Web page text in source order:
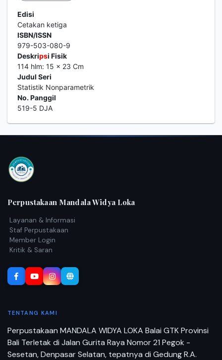
Edisi
Cetakan ketiga
ISBN/ISSN
979-503-080-9
Deskripsi Fisik
114 hlm: 15 x 23 Cm
Judul Seri
Statistik Nonparametrik
No. Panggil
519-5 DJA
Perpustakaan Mandala Widya Loka
Layanan & Informasi
Staf Perpustakaan
Member Login
Kritik & Saran
TENTANG KAMI
Perpustakaan MANDALA WIDYA LOKA Balai GTK Provinsi
Bali Terletak di Jalan Gurita Raya Nomor 21 Pegok -
Sesetan, Denpasar Selatan, tepatnya di Gedung R.A.